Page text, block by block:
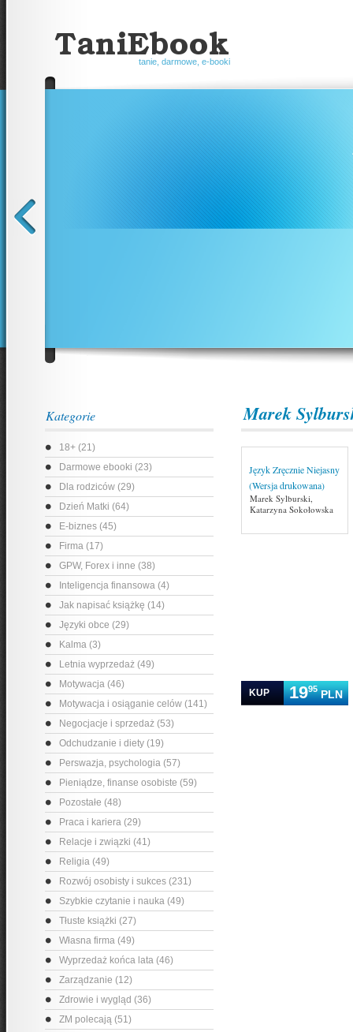
tanie, darmowe, e-booki
Kategorie
18+ (21)
Darmowe ebooki (23)
Dla rodziców (29)
Dzień Matki (64)
E-biznes (45)
Firma (17)
GPW, Forex i inne (38)
Inteligencja finansowa (4)
Jak napisać książkę (14)
Języki obce (29)
Kalma (3)
Letnia wyprzedaż (49)
Motywacja (46)
Motywacja i osiąganie celów (141)
Negocjacje i sprzedaż (53)
Odchudzanie i diety (19)
Perswazja, psychologia (57)
Pieniądze, finanse osobiste (59)
Pozostałe (48)
Praca i kariera (29)
Relacje i związki (41)
Religia (49)
Rozwój osobisty i sukces (231)
Szybkie czytanie i nauka (49)
Tłuste książki (27)
Własna firma (49)
Wyprzedaż końca lata (46)
Zarządzanie (12)
Zdrowie i wygląd (36)
ZM polecają (51)
Marek
Język Zręcznie Niejasny
(Wersja drukowana)
Marek Sylburski,
Katarzyna Sokołowska
KUP 1995PLN